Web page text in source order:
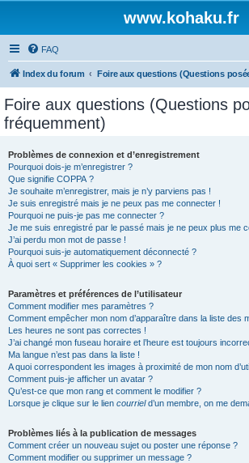
www.kohaku.fr
FAQ
Index du forum Foire aux questions (Questions
Foire aux questions (Questions
fréquemment)
Problèmes de connexion et d’enregistrement
Pourquoi dois-je m’enregistrer ?
Que signifie COPPA ?
Je souhaite m’enregistrer, mais je n’y parviens pas !
Je suis enregistré mais je ne peux pas me connecter !
Pourquoi ne puis-je pas me connecter ?
Je me suis enregistré par le passé mais je ne peux plus me
J’ai perdu mon mot de passe !
Pourquoi suis-je automatiquement déconnecté ?
À quoi sert « Supprimer les cookies » ?
Paramètres et préférences de l’utilisateur
Comment modifier mes paramètres ?
Comment empêcher mon nom d’apparaître dans la liste des
Les heures ne sont pas correctes !
J’ai changé mon fuseau horaire et l’heure est toujours
Ma langue n’est pas dans la liste !
A quoi correspondent les images à proximité de mon nom
Comment puis-je afficher un avatar ?
Qu’est-ce que mon rang et comment le modifier ?
Lorsque je clique sur le lien courrield’un membre, on me
Problèmes liés à la publication de messages
Comment créer un nouveau sujet ou poster une réponse ?
Comment modifier ou supprimer un message ?